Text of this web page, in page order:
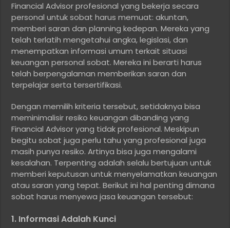
Financial Advisor profesional yang bekerja secara
personal untuk sobat harus memuat: akuntan,
memberi saran dan planning kedepan. Mereka yang
telah terlatih mengetahui angka, legislasi, dan
menempatkan informasi umum terkait situasi
keuangan personal sobat. Mereka ini berarti harus
telah berpengalaman memberikan saran dan
terpelajar serta tersertifikasi.
Dengan memilih kriteria tersebut, setidaknya bisa
meminimalisir resiko keuangan dibanding yang
Financial Advisor yang tidak profesional. Meskipun
begitu sobat juga perlu tahu yang profesional juga
masih punya resiko. Artinya bisa juga mengalami
kesalahan. Terpenting adalah selalu bertujuan untuk
memberi keputusan untuk menyelamatkan keuangan
atau saran yang tepat. Berikut ini hal penting dimana
sobat harus menyewa jasa keuangan tersebut:
1. Informasi Adalah Kunci